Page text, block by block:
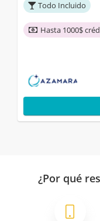
Todo Incluido
Hasta 1000$
¿Por qué